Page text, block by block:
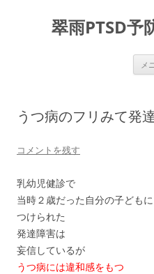
翠雨PTSD予
メ
うつ病のフリみて発
コメントを残す
乳幼児健診で
当時２歳だった自分の子どもに
つけられた
発達障害は
妄信しているが
うつ病には違和感をもつ